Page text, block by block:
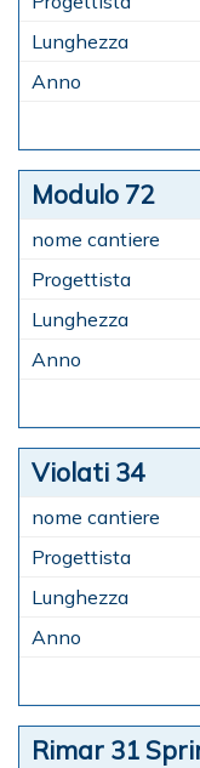
Modulo 72
Violati 34
Rimar 31